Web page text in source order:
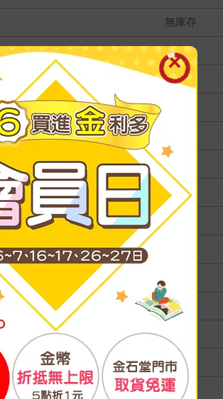
無庫存
無庫存
無庫存
無庫存
無庫存
無庫存
無庫存
無庫存